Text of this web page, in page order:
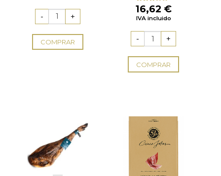
COMPRAR
Valorado
con
3.00
16,62 €
IVA incluido
COMPRAR